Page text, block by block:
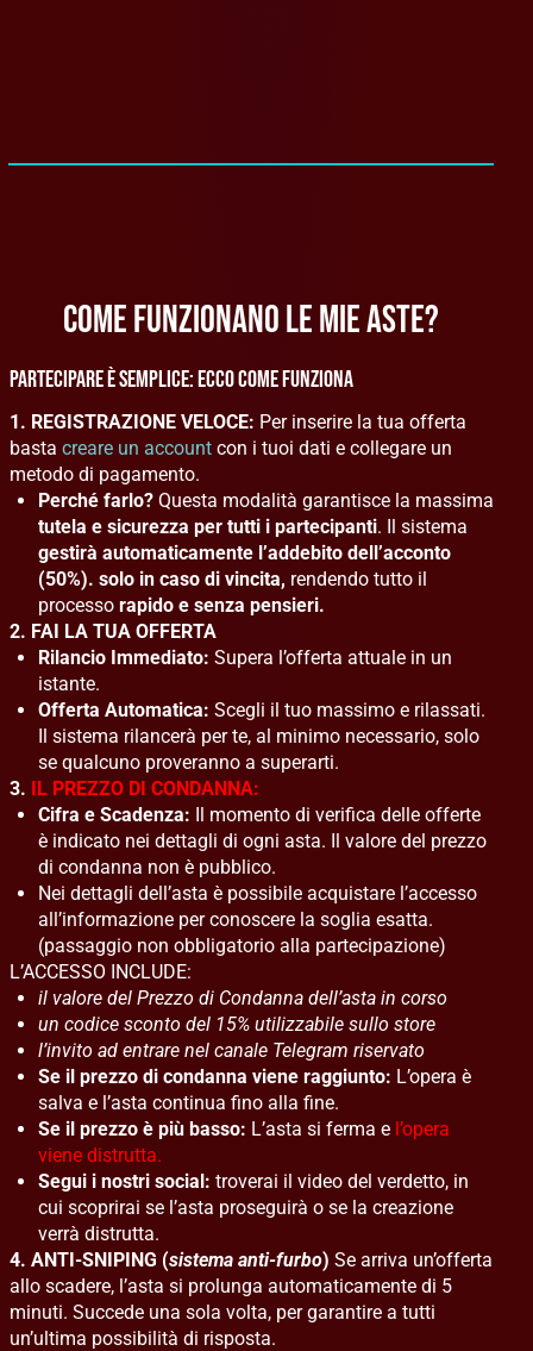
COME FUNZIONANO LE MIE ASTE?
PARTECIPARE È SEMPLICE: ECCO COME FUNZIONA
1. REGISTRAZIONE VELOCE: Per inserire la tua offerta
basta creare un account con i tuoi dati e collegare un
metodo di pagamento.
Perché farlo? Questa modalità garantisce la massima
tutela e sicurezza per tutti i partecipanti. Il sistema
gestirà automaticamente l’addebito dell’acconto
(50%). solo in caso di vincita, rendendo tutto il
processo rapido e senza pensieri.
2. FAI LA TUA OFFERTA
Rilancio Immediato: Supera l’offerta attuale in un
istante.
Offerta Automatica: Scegli il tuo massimo e rilassati.
Il sistema rilancerà per te, al minimo necessario, solo
se qualcuno proveranno a superarti.
3. IL PREZZO DI CONDANNA:
Cifra e Scadenza: Il momento di verifica delle offerte
è indicato nei dettagli di ogni asta. Il valore del prezzo
di condanna non è pubblico.
Nei dettagli dell’asta è possibile acquistare l’accesso
all’informazione per conoscere la soglia esatta.
(passaggio non obbligatorio alla partecipazione)
L’ACCESSO INCLUDE:
il valore del Prezzo di Condanna dell’asta in corso
un codice sconto del 15% utilizzabile sullo store
l’invito ad entrare nel canale Telegram riservato
Se il prezzo di condanna viene raggiunto: L’opera è
salva e l’asta continua fino alla fine.
Se il prezzo è più basso: L’asta si ferma e l’opera
viene distrutta.
Segui i nostri social: troverai il video del verdetto, in
cui scoprirai se l’asta proseguirà o se la creazione
verrà distrutta.
4. ANTI-SNIPING (sistema anti-furbo) Se arriva un’offerta
allo scadere, l’asta si prolunga automaticamente di 5
minuti. Succede una sola volta, per garantire a tutti
un’ultima possibilità di risposta.